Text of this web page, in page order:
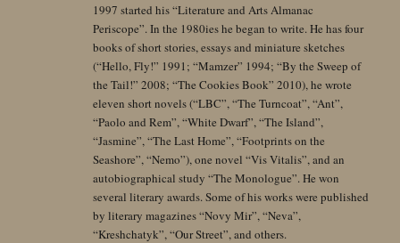
1997 started his “Literature and Arts Almanac
Periscope”. In the 1980ies he began to write. He has four
books of short stories, essays and miniature sketches
(“Hello, Fly!” 1991; “Mamzer” 1994; “By the Sweep of
the Tail!” 2008; “The Cookies Book” 2010), he wrote
eleven short novels (“LBC”, “The Turncoat”, “Ant”,
“Paolo and Rem”, “White Dwarf”, “The Island”,
“Jasmine”, “The Last Home”, “Footprints on the
Seashore”, “Nemo”), one novel “Vis Vitalis”, and an
autobiographical study “The Monologue”. He won
several literary awards. Some of his works were published
by literary magazines “Novy Mir”, “Neva”,
“Kreshchatyk”, “Our Street”, and others.